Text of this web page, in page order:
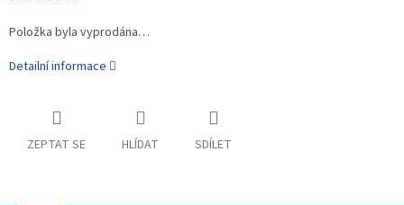
Položka byla vyprodána…
Detailní informace
ZEPTAT SE HLÍDAT SDÍLET